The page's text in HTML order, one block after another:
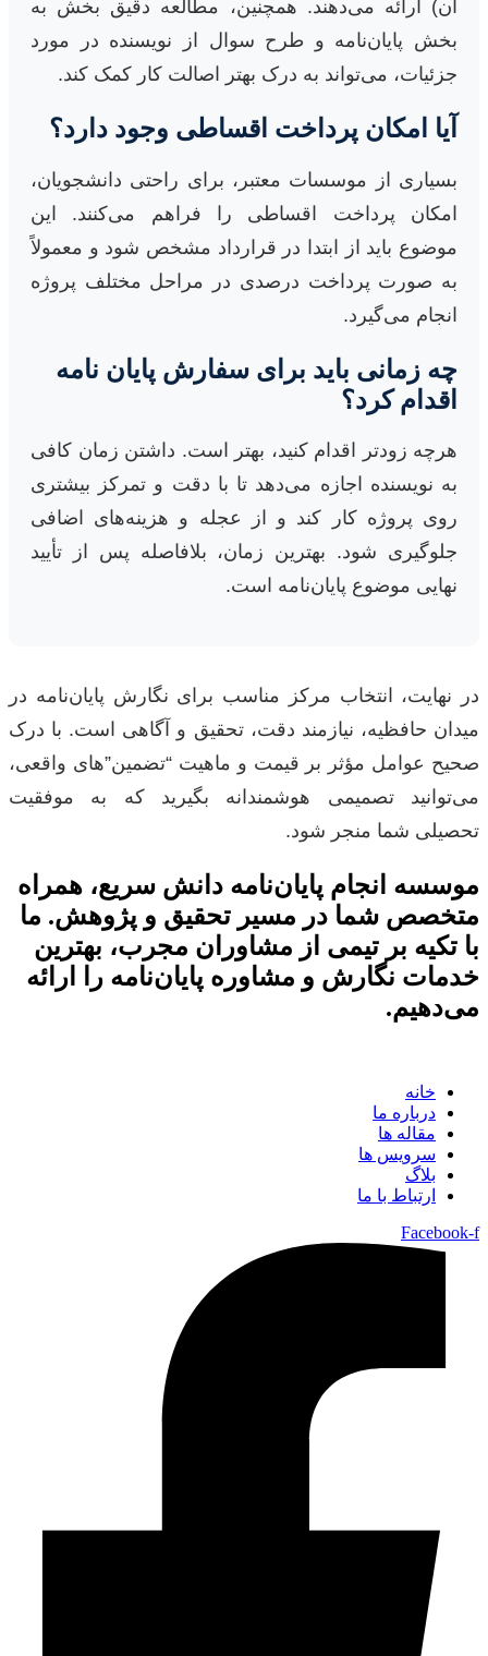
آن) ارائه می‌دهند. همچنین، مطالعه دقیق بخش به
بخش پایان‌نامه و طرح سوال از نویسنده در مورد
جزئیات، می‌تواند به درک بهتر اصالت کار کمک کند.
آیا امکان پرداخت اقساطی وجود دارد؟
بسیاری از موسسات معتبر، برای راحتی دانشجویان،
امکان پرداخت اقساطی را فراهم می‌کنند. این
موضوع باید از ابتدا در قرارداد مشخص شود و معمولاً
به صورت پرداخت درصدی در مراحل مختلف پروژه
انجام می‌گیرد.
چه زمانی باید برای سفارش پایان نامه
اقدام کرد؟
هرچه زودتر اقدام کنید، بهتر است. داشتن زمان کافی
به نویسنده اجازه می‌دهد تا با دقت و تمرکز بیشتری
روی پروژه کار کند و از عجله و هزینه‌های اضافی
جلوگیری شود. بهترین زمان، بلافاصله پس از تأیید
نهایی موضوع پایان‌نامه است.
در نهایت، انتخاب مرکز مناسب برای نگارش پایان‌نامه در
میدان حافظیه، نیازمند دقت، تحقیق و آگاهی است. با درک
صحیح عوامل مؤثر بر قیمت و ماهیت “تضمین”‌های واقعی،
می‌توانید تصمیمی هوشمندانه بگیرید که به موفقیت
تحصیلی شما منجر شود.
موسسه انجام پایان‌نامه دانش سریع، همراه
متخصص شما در مسیر تحقیق و پژوهش. ما
با تکیه بر تیمی از مشاوران مجرب، بهترین
خدمات نگارش و مشاوره پایان‌نامه را ارائه
می‌دهیم.
خانه
درباره ما
مقاله ها
سرویس ها
بلاگ
ارتباط با ما
Facebook-f